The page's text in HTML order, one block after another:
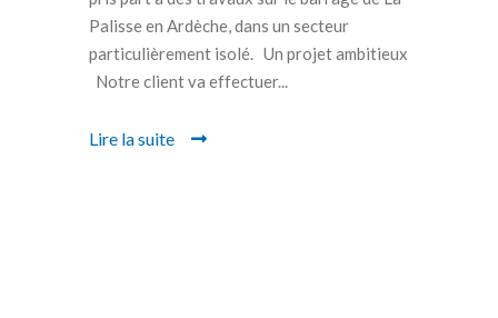
Palisse en Ardèche, dans un secteur
particulièrement isolé. Un projet ambitieux
Notre client va effectuer...
Lire la suite